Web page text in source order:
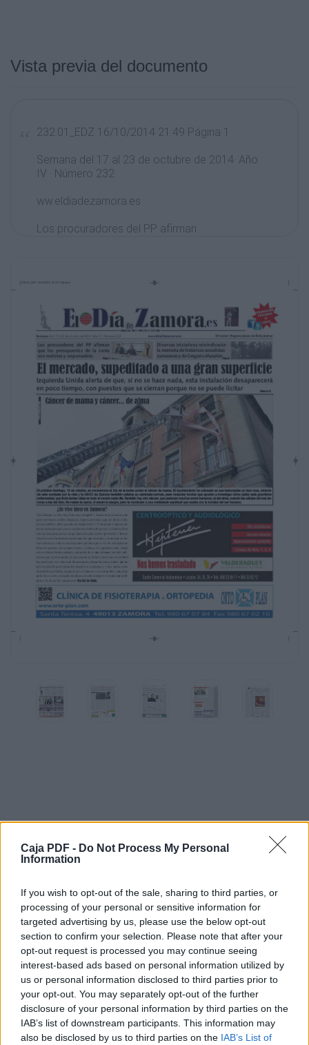
Caja PDF - Do Not Process My Personal
Information
If you wish to opt-out of the sale, sharing to third parties, or
processing of your personal or sensitive information for
targeted advertising by us, please use the below opt-out
section to confirm your selection. Please note that after your
opt-out request is processed you may continue seeing
interest-based ads based on personal information utilized by
us or personal information disclosed to third parties prior to
your opt-out. You may separately opt-out of the further
disclosure of your personal information by third parties on the
IAB’s list of downstream participants. This information may
also be disclosed by us to third parties on the IAB’s List of
Vista previa del documento
232.01_EDZ 16/10/2014 21:49 Página 1
Semana del 17 al 23 de octubre de 2014· Año
IV · Número 232·
ww.eldiadezamora.es
Los procuradores del PP afirman
ÁGS
Director: Eugenio Jesús de Ávila Juárez
Diversas iniciativas reivindicarán
la memoria de históricos socialistas
zamoranos y de Gregorio Marañón P . 3
ÁG
El mercado, supeditado a una gran superficie
Izquierda Unida alerta de que, si no se hace
nada, esta instalación desaparecerá
en poco tiempo, con puestos que se cierran
porque no se puede licitar
FOTO: ENRIQUE ONÍS
PÁGS. 4 Y 5
Cáncer de mama y cáncer... de alma
El próximo domingo, 19 de octubre, se
conmemora el Día de la lucha contra el
cáncer de mama. El Ayuntamiento ha
colocado en sus balconadas un lazo rosa,
símbolo
Zamora también celebra su caminata-carrera,
enfermedad, que licúa tantas vidas en todo el
mundo cada día. También hay otro cáncer,
que padecen muchos seres humanos, el del
“¡En Zamora, se vive muy bien, muy tranquilo!”.
gente con buenos sueldos, burgueses,
algunos personajes que, sin oficio, andan
la 1ª Comunión y mayores sin
uso de razón, personas con un coeficiente
intelectual rayando la estolidez. Pero
a los que nos gusta pensar, aunque duela; los
que creemos prioritario la libertad
colectiva como basamento republicano; los
que miramos y vemos que se cierran
comercios, colas de desempleados, jóvenes
que se van de esta tierra enferma de
egoísmo, de caciqueo barato y plebeyo, de
nepotismo cruel, donde
Descargar el documento (PDF)